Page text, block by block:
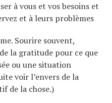
à vous et vos besoins et
et à leurs problèmes
Sourire souvent,
la gratitude pour ce que
ou une situation
voir l’envers de la
de la chose.)